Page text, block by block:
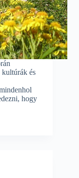
kultúrák és
hogy